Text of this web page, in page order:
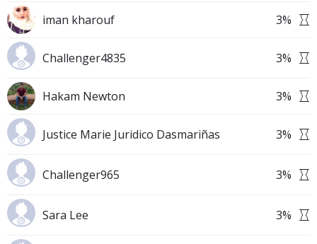
iman kharouf 3%
Challenger4835 3%
Hakam Newton 3%
Justice Marie Juridico Dasmariñas 3%
Challenger965 3%
Sara Lee 3%